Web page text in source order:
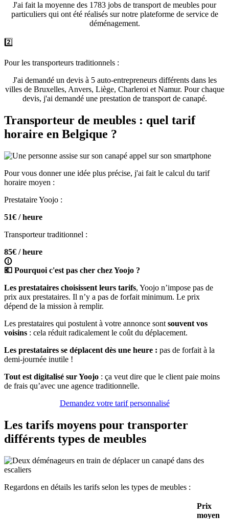
J'ai fait la moyenne des 1783 jobs de transport de meubles pour
particuliers qui ont été réalisés sur notre plateforme de service de
déménagement.
2️⃣
Pour les transporteurs traditionnels :
J'ai demandé un devis à 5 auto-entrepreneurs différents dans les
villes de Bruxelles, Anvers, Liège, Charleroi et Namur. Pour chaque
devis, j'ai demandé une prestation de transport de canapé.
Transporteur de meubles : quel tarif
horaire en Belgique ?
Pour vous donner une idée plus précise, j'ai fait le calcul du tarif
horaire moyen :
Prestataire Yoojo :
51€ / heure
Transporteur traditionnel :
85€ / heure
💶 Pourquoi c'est pas cher chez Yoojo ?
Les prestataires choisissent leurs tarifs, Yoojo n’impose pas de
prix aux prestataires. Il n’y a pas de forfait minimum. Le prix
dépend de la mission à remplir.
Les prestataires qui postulent à votre annonce sont souvent vos
voisins : cela réduit radicalement le coût du déplacement.
Les prestataires se déplacent dès une heure : pas de forfait à la
demi-journée inutile !
Tout est digitalisé sur Yoojo : ça veut dire que le client paie moins
de frais qu’avec une agence traditionnelle.
Demandez votre tarif personnalisé
Les tarifs moyens pour transporter
différents types de meubles
Regardons en détails les tarifs selon les types de meubles :
Prix
moyen